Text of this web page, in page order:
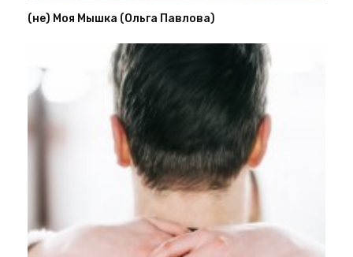
(не) Моя Мышка (Ольга Павлова)